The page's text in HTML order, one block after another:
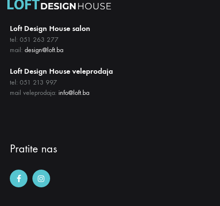
Loft Design House salon
tel: 051 263 277
mail: design@loft.ba
Loft Design House veleprodaja
tel: 051 213 997
mail veleprodaja: info@loft.ba
Pratite nas